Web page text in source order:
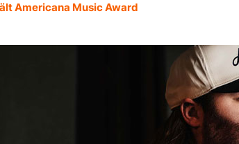
Americana Music Award